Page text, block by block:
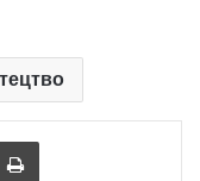
поштоюНадрукувати